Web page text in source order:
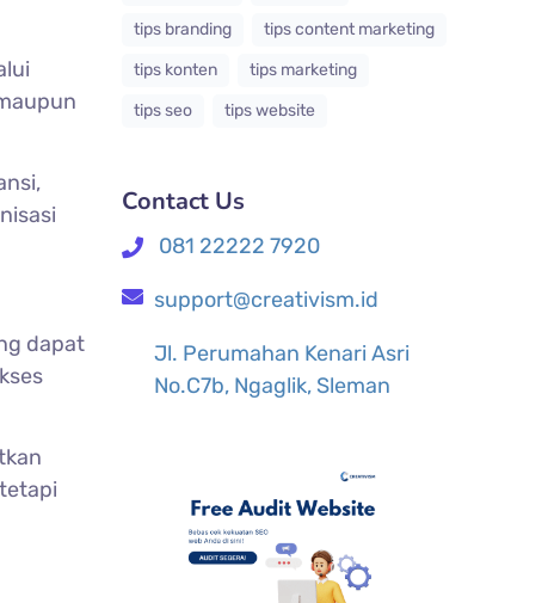
dapat
tips branding
tips content marketing
tips konten
tips marketing
tips seo
tips website
Contact Us
081 22222 7920
support@creativism.id
Jl. Perumahan Kenari Asri
No.C7b, Ngaglik, Sleman